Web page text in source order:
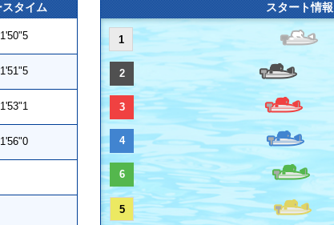
スタイム
1'50"5
1'51"5
1'53"1
1'56"0
スタート情報
1
2
3
4
6
5